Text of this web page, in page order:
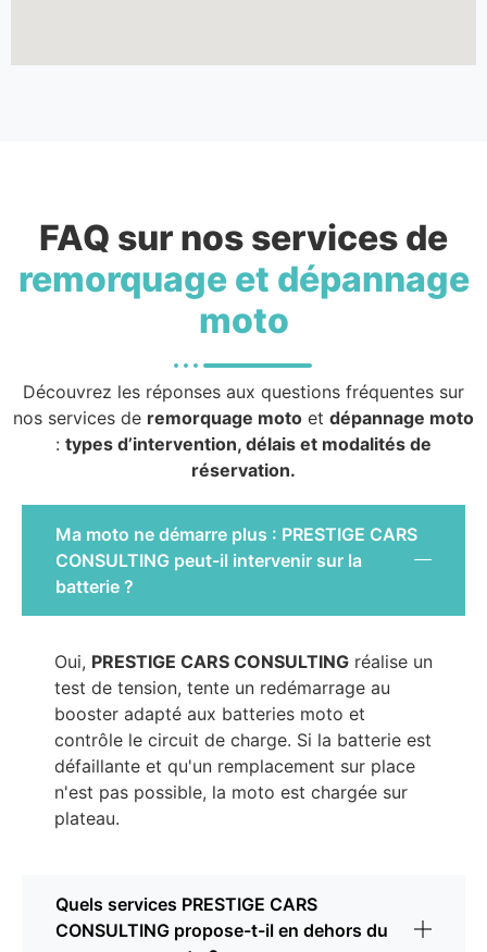
FAQ sur nos services de
remorquage et dépannage
moto
Découvrez les réponses aux questions fréquentes sur
nos services de remorquage moto et dépannage moto
: types d’intervention, délais et modalités de
réservation.
Ma moto ne démarre plus : PRESTIGE CARS
CONSULTING peut-il intervenir sur la
batterie ?
Oui, PRESTIGE CARS CONSULTING réalise un
test de tension, tente un redémarrage au
booster adapté aux batteries moto et
contrôle le circuit de charge. Si la batterie est
défaillante et qu'un remplacement sur place
n'est pas possible, la moto est chargée sur
plateau.
Quels services PRESTIGE CARS
CONSULTING propose-t-il en dehors du